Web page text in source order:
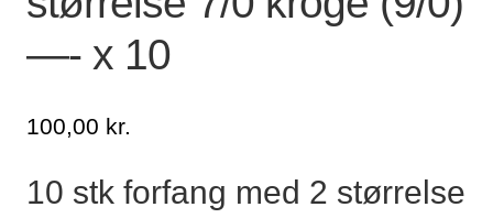
—- x 10
100,00 kr.
10 stk forfang med 2 størrelse